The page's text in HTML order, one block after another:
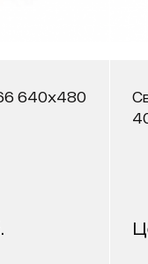
640x480